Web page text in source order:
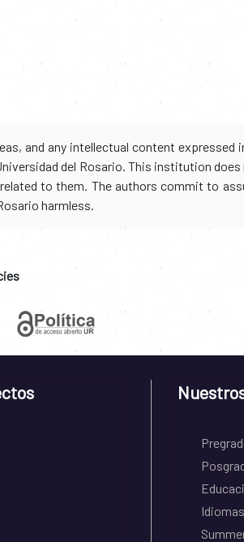
and any intellectual content
del Rosario. This institution
to them. The authors commit to
harmless.
Idiomas